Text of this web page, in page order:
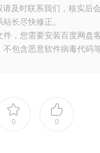
及时联系我们，核实后
长尽快修正。
，您需要安装百度网盘
包含恶意软件病毒代码
0 0